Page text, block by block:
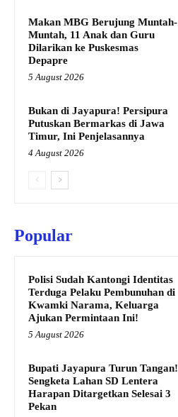
Makan MBG Berujung Muntah-
Muntah, 11 Anak dan Guru
Dilarikan ke Puskesmas
Depapre
5 August 2026
Bukan di Jayapura! Persipura
Putuskan Bermarkas di Jawa
Timur, Ini Penjelasannya
4 August 2026
Popular
Polisi Sudah Kantongi Identitas
Terduga Pelaku Pembunuhan di
Kwamki Narama, Keluarga
Ajukan Permintaan Ini!
5 August 2026
Bupati Jayapura Turun Tangan!
Sengketa Lahan SD Lentera
Harapan Ditargetkan Selesai 3
Pekan